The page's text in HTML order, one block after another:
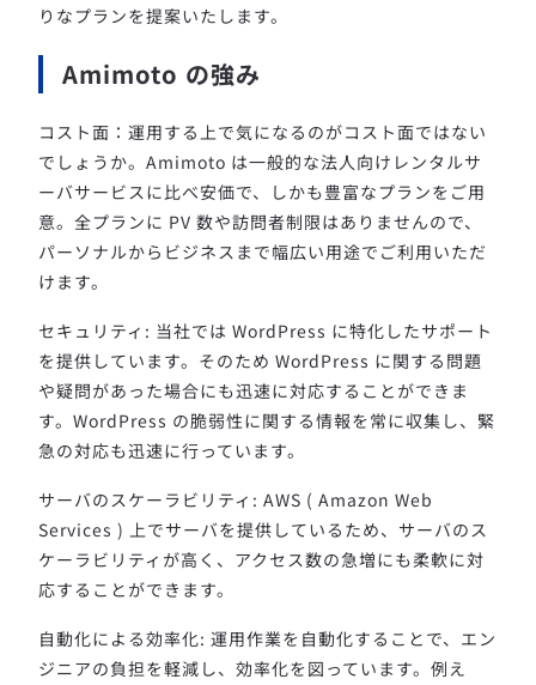
りなプランを提案いたします。
Amimoto の強み
コスト面：運用する上で気になるのがコスト面ではない
でしょうか。Amimoto は一般的な法人向けレンタルサ
ーバサービスに比べ安価で、しかも豊富なプランをご用
意。全プランに PV 数や訪問者制限はありませんので、
パーソナルからビジネスまで幅広い用途でご利用いただ
けます。
セキュリティ: 当社では WordPress に特化したサポート
を提供しています。そのため WordPress に関する問題
や疑問があった場合にも迅速に対応することができま
す。WordPress の脆弱性に関する情報を常に収集し、緊
急の対応も迅速に行っています。
サーバのスケーラビリティ: AWS ( Amazon Web
Services ) 上でサーバを提供しているため、サーバのス
ケーラビリティが高く、アクセス数の急増にも柔軟に対
応することができます。
自動化による効率化: 運用作業を自動化することで、エン
ジニアの負担を軽減し、効率化を図っています。例え